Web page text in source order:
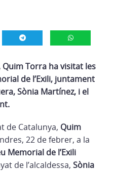
Torra ha visitat les
de l’Exili, juntament
Sònia Martínez, i el
de Catalunya, Quim
22 de febrer, a la
Memorial de l’Exili
de l’alcaldessa, Sònia